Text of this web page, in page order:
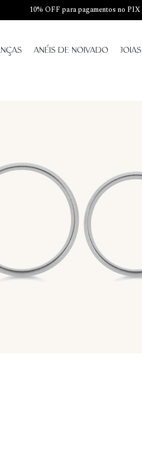
10% OFF para pagamentos no PIX
ANÉIS DE NOIVADO JOIAS